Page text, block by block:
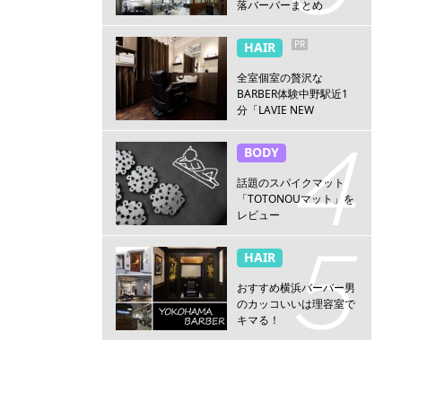
落バーバーまとめ
HAIR PR
全室個室の贅沢な
BARBER体験中野駅近1
分「LAVIE NEW
野」
BODY
話題のスパイクマット
「TOTONOUマット」を
レビュー
HAIR
おすすめ横浜バーバー男
のカッコいいは理容室で
キマる！